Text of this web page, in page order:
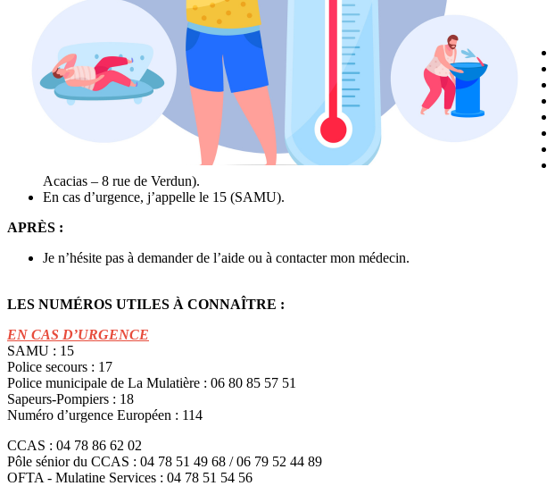
Acacias – 8 rue de Verdun).
En cas d’urgence, j’appelle le 15 (SAMU).
APRÈS :
Je n’hésite pas à demander de l’aide ou à contacter mon médecin.
LES NUMÉROS UTILES À CONNAÎTRE :
EN CAS D’URGENCE
SAMU : 15
Police secours : 17
Police municipale de La Mulatière : 06 80 85 57 51
Sapeurs-Pompiers : 18
Numéro d’urgence Européen : 114
CCAS : 04 78 86 62 02
Pôle sénior du CCAS : 04 78 51 49 68 / 06 79 52 44 89
OFTA - Mulatine Services : 04 78 51 54 56